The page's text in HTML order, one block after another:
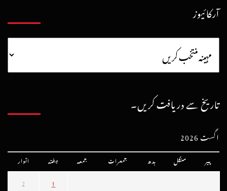
آرکائیوز
تاریخ سے دریافت کریں۔
اگست 2026
پیر منگل بدھ جمعرات جمعہ ہفتہ اتوار
1
2